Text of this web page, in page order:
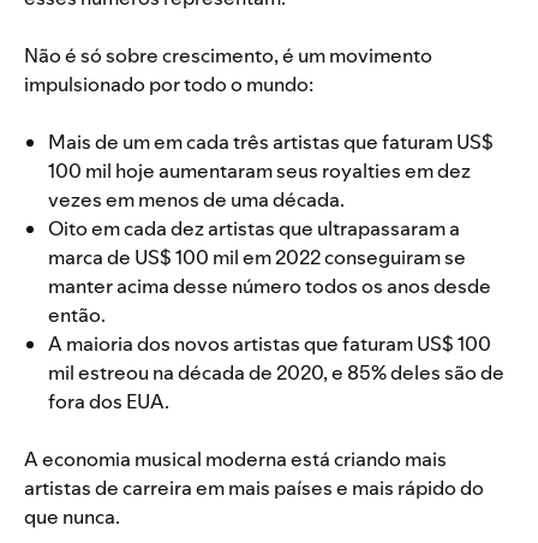
Não é só sobre crescimento, é um movimento
impulsionado por todo o mundo:
Mais de um em cada três artistas que faturam US$
100 mil hoje aumentaram seus royalties em dez
vezes em menos de uma década.
Oito em cada dez artistas que ultrapassaram a
marca de US$ 100 mil em 2022 conseguiram se
manter acima desse número todos os anos desde
então.
A maioria dos novos artistas que faturam US$ 100
mil estreou na década de 2020, e 85% deles são de
fora dos EUA.
A economia musical moderna está criando mais
artistas de carreira em mais países e mais rápido do
que nunca.